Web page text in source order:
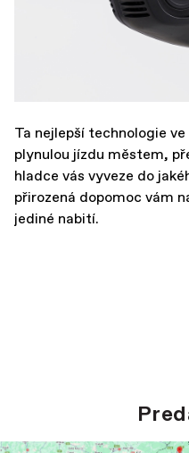
Ta nejlepší technologie
plynulou jízdu městem,
hladce vás vyveze do
přirozená dopomoc vám
jediné nabití.